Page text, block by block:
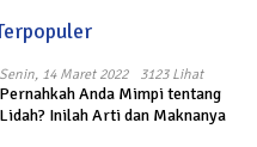
Senin, 14 Maret 2022 3123 Lihat
Pernahkah Anda Mimpi tentang
Lidah? Inilah Arti dan Maknanya